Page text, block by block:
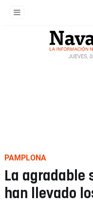
JUEVES,
PAMPLONA
La agradable
han llevado